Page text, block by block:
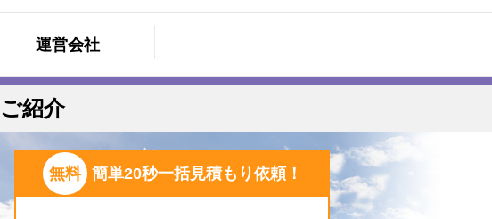
運営会社
紹介
無料 簡単20秒一括見積もり依頼！